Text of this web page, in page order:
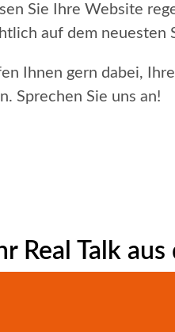
Sie Ihre Website
auf dem neuesten
Ihnen gern dabei,
Sprechen Sie uns an!
Real Talk